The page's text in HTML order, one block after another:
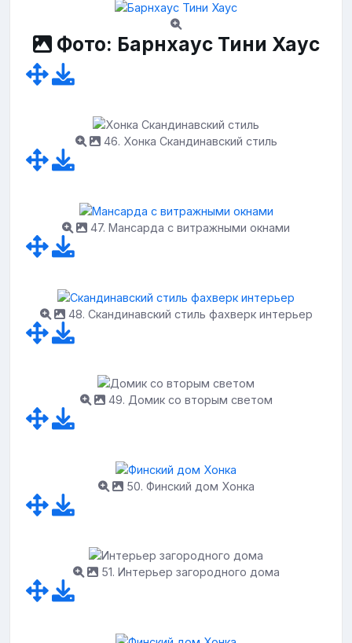
Фото: Барнхаус Тини Хаус
46. Хонка Скандинавский стиль
47. Мансарда с витражными окнами
48. Скандинавский стиль фахверк интерьер
49. Домик со вторым светом
50. Финский дом Хонка
51. Интерьер загородного дома